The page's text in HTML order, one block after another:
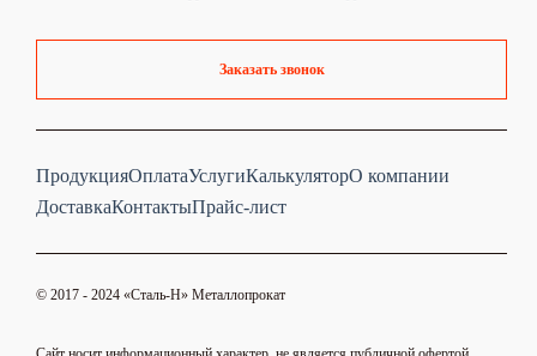
ПродукцияОплатаУслугиКалькуляторО компании
ДоставкаКонтактыПрайс-лист
Заказать звонок
© 2017 - 2024 «Cталь-Н» Металлопрокат